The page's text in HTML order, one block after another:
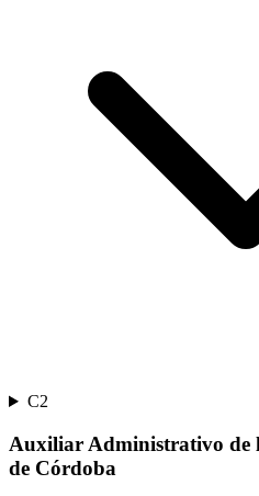
C2
Auxiliar Administrativo de
de Córdoba